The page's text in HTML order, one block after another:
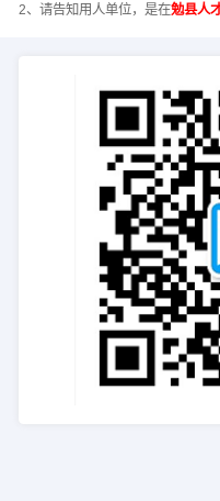
2、请告知用人单位，是在勉县人